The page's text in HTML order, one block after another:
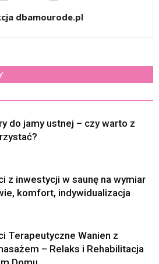
dbamourode.pl
do jamy ustnej – czy warto z
z inwestycji w saunę na wymiar
komfort, indywidualizacja
Terapeutyczne Wanien z
– Relaks i Rehabilitacja